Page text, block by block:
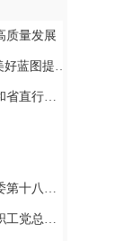
质量发展
实法治保障
作述职评议会议
全体会议
结表彰大会